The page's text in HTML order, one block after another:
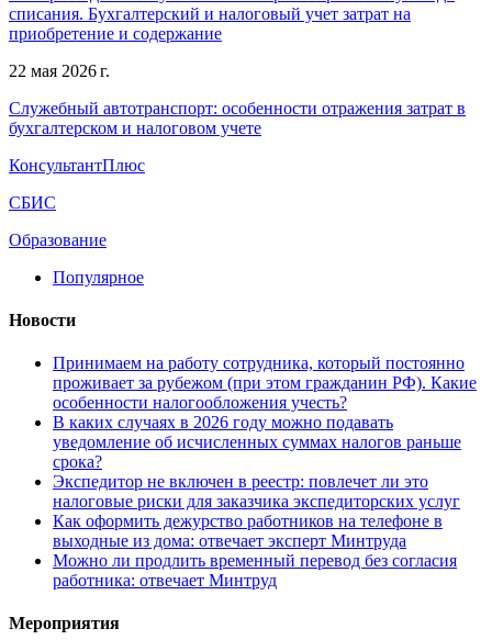
списания. Бухгалтерский и налоговый учет затрат на
приобретение и содержание
22 мая 2026 г.
Служебный автотранспорт: особенности отражения затрат в
бухгалтерском и налоговом учете
КонсультантПлюс
СБИС
Образование
Популярное
Новости
Принимаем на работу сотрудника, который постоянно
проживает за рубежом (при этом гражданин РФ). Какие
особенности налогообложения учесть?
В каких случаях в 2026 году можно подавать
уведомление об исчисленных суммах налогов раньше
срока?
Экспедитор не включен в реестр: повлечет ли это
налоговые риски для заказчика экспедиторских услуг
Как оформить дежурство работников на телефоне в
выходные из дома: отвечает эксперт Минтруда
Можно ли продлить временный перевод без согласия
работника: отвечает Минтруд
Мероприятия